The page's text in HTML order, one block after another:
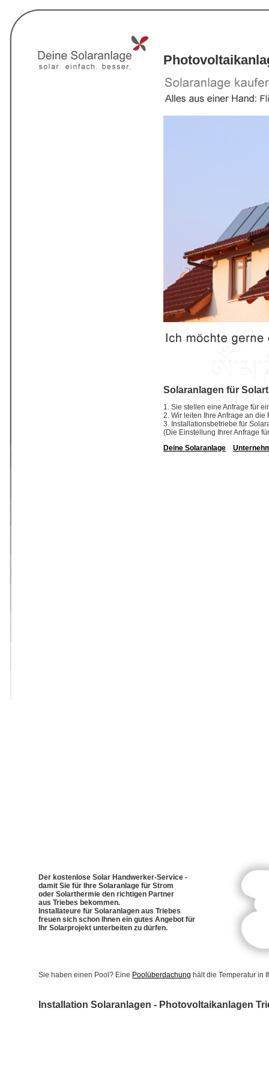
Solaranlagen für
1. Sie stellen eine Anfrage für
2. Wir leiten Ihre Anfrage an
3. Installationsbetriebe für
(Die Einstellung Ihrer Anfrage
Deine Solaranlage
Der kostenlose Solar Handwerker-Service -
damit Sie für Ihre Solaranlage für Strom
oder Solarthermie den richtigen Partner
aus Triebes bekommen.
Installateure für Solaranlagen aus Triebes
freuen sich schon Ihnen ein gutes Angebot für
Ihr Solarprojekt unterbeiten zu dürfen.
Sie haben einen Pool? Eine Poolüberdachung hält die Temperatur in
Installation Solaranlagen - Photovoltaikanlagen